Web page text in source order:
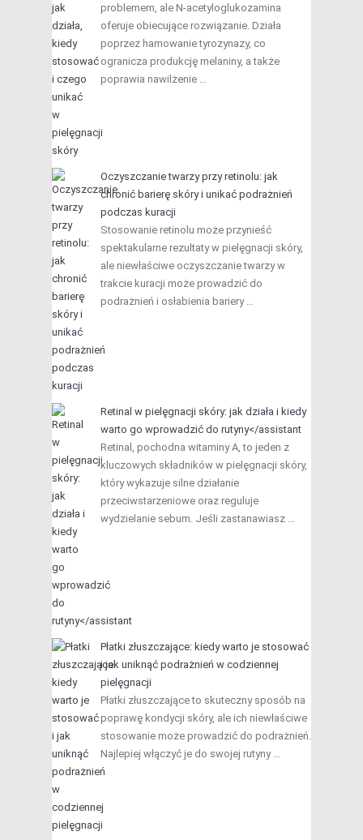
problemem, ale N-acetyloglukozamina
oferuje obiecujące rozwiązanie. Działa
poprzez hamowanie tyrozynazy, co
ogranicza produkcję melaniny, a także
poprawia nawilżenie …
Oczyszczanie twarzy przy retinolu: jak
chronić barierę skóry i unikać podrażnień
podczas kuracji
Stosowanie retinolu może przynieść
spektakularne rezultaty w pielęgnacji skóry,
ale niewłaściwe oczyszczanie twarzy w
trakcie kuracji może prowadzić do
podrażnień i osłabienia bariery …
Retinal w pielęgnacji skóry: jak działa i kiedy
warto go wprowadzić do rutyny</assistant
Retinal, pochodna witaminy A, to jeden z
kluczowych składników w pielęgnacji skóry,
który wykazuje silne działanie
przeciwstarzeniowe oraz reguluje
wydzielanie sebum. Jeśli zastanawiasz …
Płatki złuszczające: kiedy warto je stosować
i jak uniknąć podrażnień w codziennej
pielęgnacji
Płatki złuszczające to skuteczny sposób na
poprawę kondycji skóry, ale ich niewłaściwe
stosowanie może prowadzić do podrażnień.
Najlepiej włączyć je do swojej rutyny …